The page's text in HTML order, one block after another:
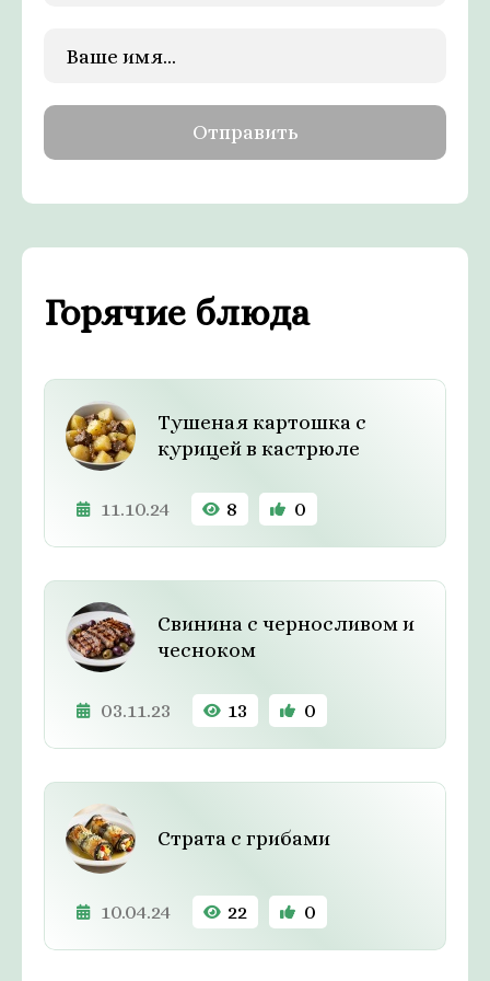
Горячие блюда
Тушеная картошка с
курицей в кастрюле
11.10.24 8 0
Свинина с черносливом и
чесноком
03.11.23 13 0
Страта с грибами
10.04.24 22 0